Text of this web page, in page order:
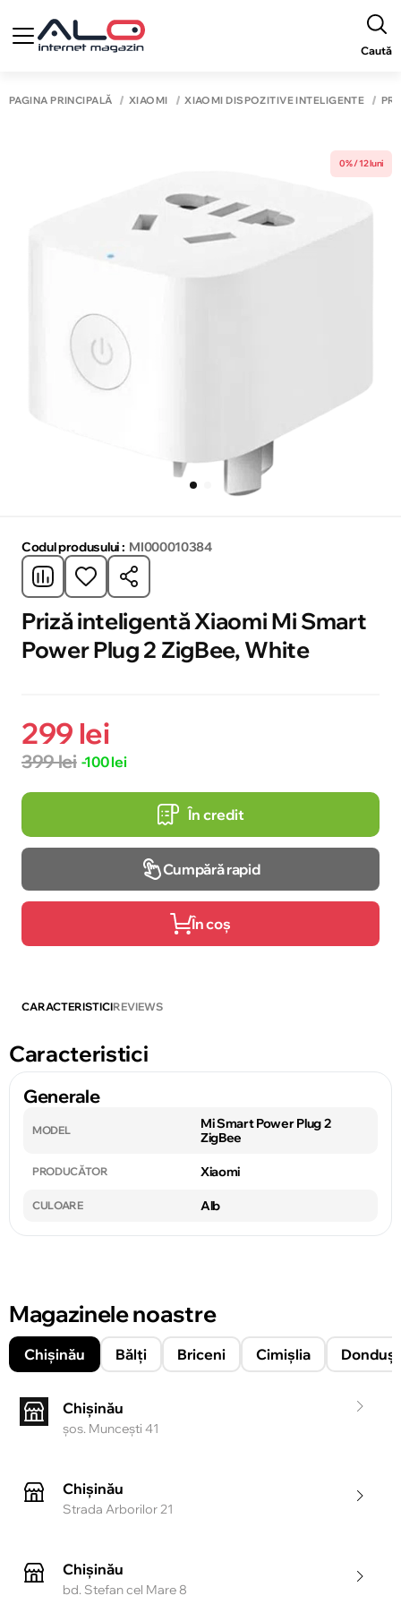
Caută
PAGINA PRINCIPALĂ XIAOMI XIAOMI DISPOZITIVE INTELIGENTE
0% / 12 luni
Codul produsului : MI000010384
Priză inteligentă Xiaomi Mi Smart
Power Plug 2 ZigBee, White
299 lei
399 lei -100 lei
În credit
Cumpără rapid
În coș
CARACTERISTICIREVIEWS
Caracteristici
Generale
MODEL
Mi Smart Power Plug 2
ZigBee
PRODUCĂTOR Xiaomi
CULOARE Alb
Magazinele noastre
Chișinău Bălți Briceni Cimișlia
Chișinău
şos. Munceşti 41
Chișinău
Strada Arborilor 21
Chișinău
bd. Stefan cel Mare 8